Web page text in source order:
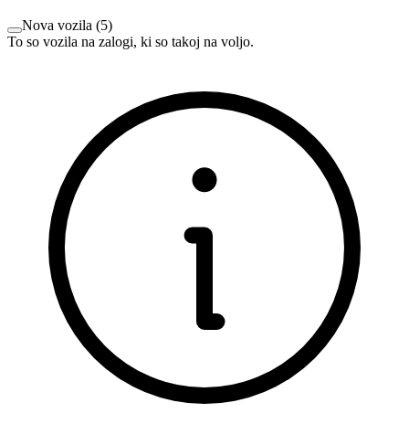
Nova vozila (5)
To so vozila na zalogi, ki so takoj na voljo.